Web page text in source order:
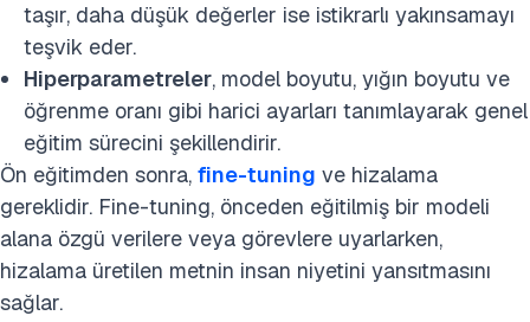
taşır, daha düşük değerler ise istikrarlı yakınsamayı
teşvik eder.
Hiperparametreler, model boyutu, yığın boyutu ve
öğrenme oranı gibi harici ayarları tanımlayarak genel
eğitim sürecini şekillendirir.
Ön eğitimden sonra, fine-tuning ve hizalama
gereklidir. Fine-tuning, önceden eğitilmiş bir modeli
alana özgü verilere veya görevlere uyarlarken,
hizalama üretilen metnin insan niyetini yansıtmasını
sağlar.